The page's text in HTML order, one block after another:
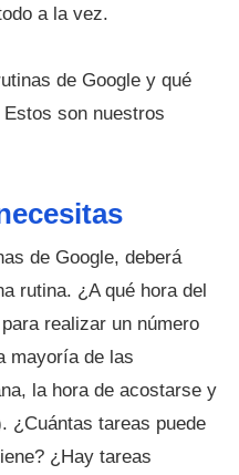
a la vez.
de Google y qué
son nuestros
de Google, deberá
rutina. ¿A qué hora del
realizar un número
mayoría de las
la hora de acostarse y
¿Cuántas tareas puede
¿Hay tareas